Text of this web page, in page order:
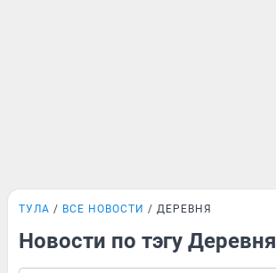
ТУЛА ВСЕ НОВОСТИ ДЕРЕВНЯ
Новости по тэгу Деревня